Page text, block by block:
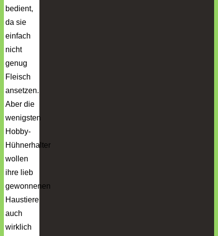
bedient,
da sie
einfach
nicht
genug
Fleisch
ansetzen.
Aber die
wenigsten
Hobby-
Hühnerhalter
wollen
ihre lieb
gewonnenen
Haustiere
auch
wirklich